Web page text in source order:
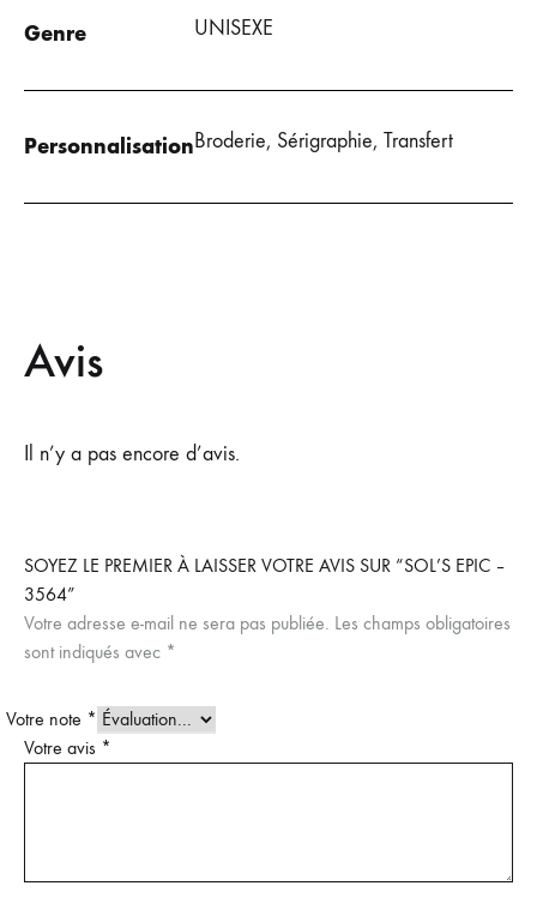
Genre UNISEXE
PersonnalisationBroderie, Sérigraphie, Transfert
Avis
Il n’y a pas encore d’avis.
SOYEZ LE PREMIER À LAISSER VOTRE AVIS SUR “SOL’S EPIC –
3564”
Votre adresse e-mail ne sera pas publiée. Les champs obligatoires
sont indiqués avec *
Votre note *
Votre avis *